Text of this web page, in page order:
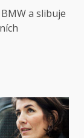
a slibuje